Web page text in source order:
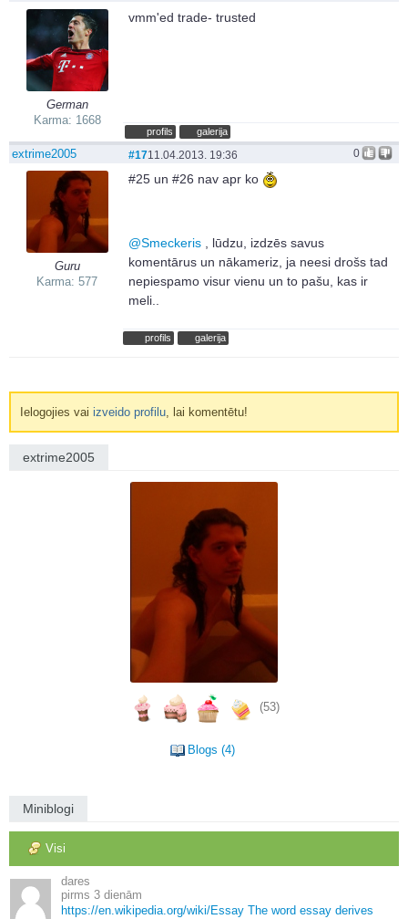
German
Karma: 1668
vmm'ed trade- trusted
profils galerija
extrime2005
Guru
Karma: 577
0
#1711.04.2013. 19:36
#25 un #26 nav apr ko
@Smeckeris , lūdzu, izdzēs savus
komentārus un nākameriz, ja neesi drošs tad
nepiespamo visur vienu un to pašu, kas ir
meli..
profils galerija
Ielogojies vaiizveido profilu , lai komentētu!
extrime2005
(53)
Blogs (4)
Miniblogi
Visi
dares
3 dienām
https://en.wikipedia.org/wiki/Essay The word essay derives